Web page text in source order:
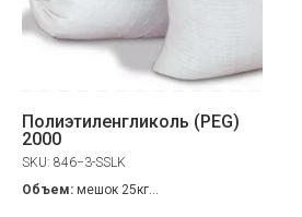
Полиэтиленгликоль (PEG)
2000
SKU: 846−3-SSLK
Объем: мешок 25кг